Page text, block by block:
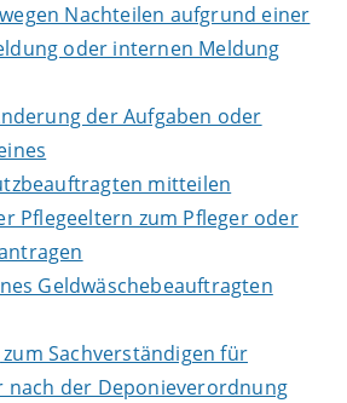
Nachteilen aufgrund einer
oder internen Meldung
der Aufgaben oder
mitteilen
Pflegeeltern zum Pfleger oder
Geldwäschebeauftragten
Sachverständigen für
nach der Deponieverordnung